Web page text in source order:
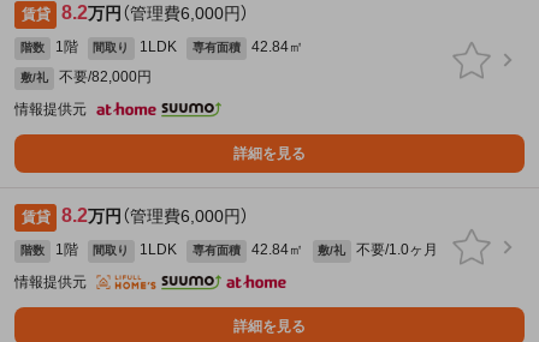
賃貸 8.2万円 （管理費6,000円）
階数 1階 間取り 1LDK 専有面積 42.84㎡
敷/礼
不要/82,000円
情報提供元
詳細を見る
賃貸 8.2万円 （管理費6,000円）
階数 1階 間取り 1LDK 専有面積 42.84㎡ 敷/礼
不要/1.0ヶ月
情報提供元
詳細を見る